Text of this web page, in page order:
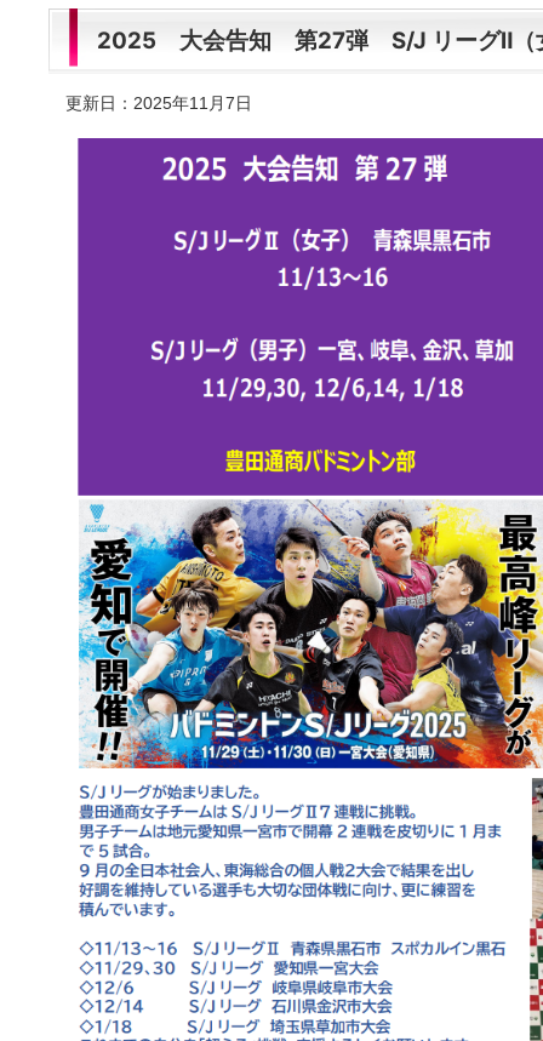
2025 大会告知 第27弾 S/J リーグⅡ（
更新日：2025年11月7日